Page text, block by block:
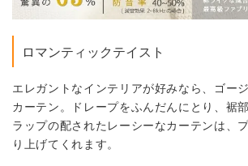
ロマンティックテイスト
エレガントなインテリアが好みなら、ゴー
カーテン。ドレープをふんだんにとり、裾
ラップの配されたレーシーなカーテンは、
り上げてくれます。